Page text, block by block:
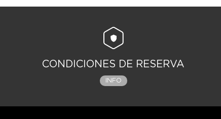
CONDICIONES DE RESERVA
INFO